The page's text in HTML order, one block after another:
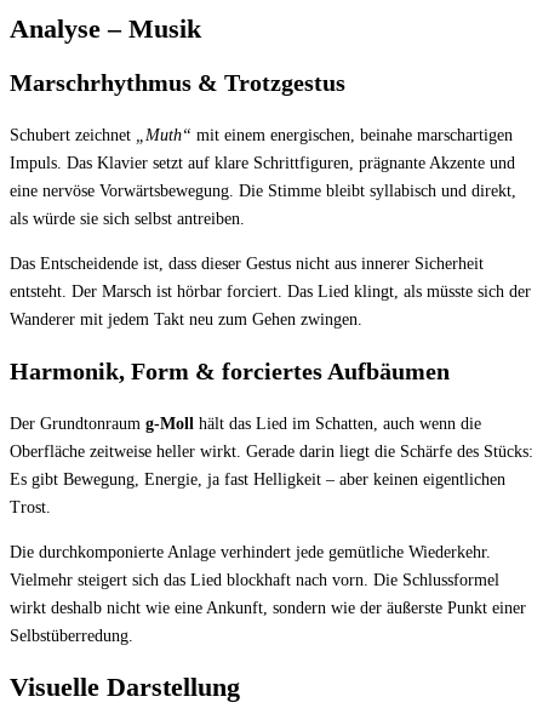
Analyse – Musik
Marschrhythmus & Trotzgestus
Schubert zeichnet „Muth“ mit einem energischen, beinahe marschartigen
Impuls. Das Klavier setzt auf klare Schrittfiguren, prägnante Akzente und
eine nervöse Vorwärtsbewegung. Die Stimme bleibt syllabisch und direkt,
als würde sie sich selbst antreiben.
Das Entscheidende ist, dass dieser Gestus nicht aus innerer Sicherheit
entsteht. Der Marsch ist hörbar forciert. Das Lied klingt, als müsste sich der
Wanderer mit jedem Takt neu zum Gehen zwingen.
Harmonik, Form & forciertes Aufbäumen
Der Grundtonraum g-Moll hält das Lied im Schatten, auch wenn die
Oberfläche zeitweise heller wirkt. Gerade darin liegt die Schärfe des Stücks:
Es gibt Bewegung, Energie, ja fast Helligkeit – aber keinen eigentlichen
Trost.
Die durchkomponierte Anlage verhindert jede gemütliche Wiederkehr.
Vielmehr steigert sich das Lied blockhaft nach vorn. Die Schlussformel
wirkt deshalb nicht wie eine Ankunft, sondern wie der äußerste Punkt einer
Selbstüberredung.
Visuelle Darstellung